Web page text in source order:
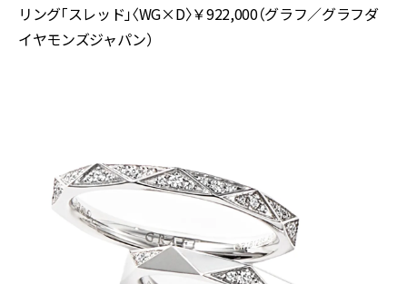
リング「スレッド」〈WG×D〉￥922,000（グラフ／グラフダ
イヤモンズジャパン）